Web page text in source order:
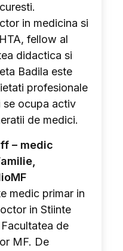
in medicina si
fellow al
didactica si
Badila este
profesionale
ocupa activ
de medici.
– medic
medic primar in
in Stiinte
de
MF. De